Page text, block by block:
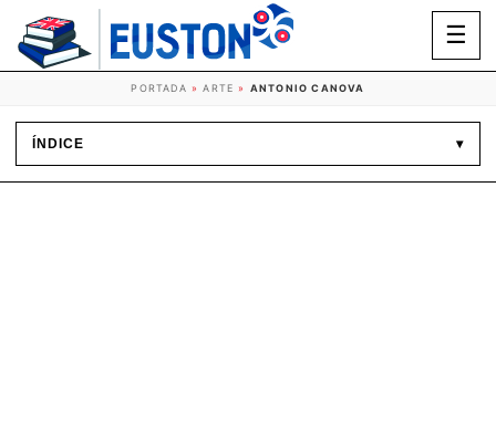
☰
PORTADA »ARTE » ANTONIO CANOVA
ÍNDICE ▾